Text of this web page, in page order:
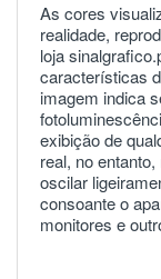
As cores
realidade,
loja
características
imagem indica
exibição de
real, no
oscilar
consoante o
monitores e